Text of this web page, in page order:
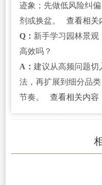
迹象；先做低风险纠
剂或换盆。
查看相关
Q： 新手学习园林景观
高效吗？
A： 建议从高频问题切
法，再扩展到细分品
节奏。
查看相关内容